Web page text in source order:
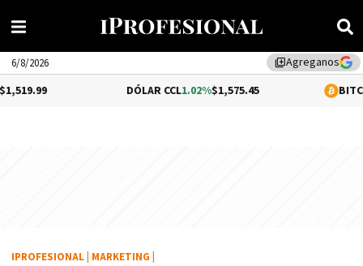
library_addAgreganos
6/8/2026
1.02%$1,575.45 0.2%
IPROFESIONAL MARKETING